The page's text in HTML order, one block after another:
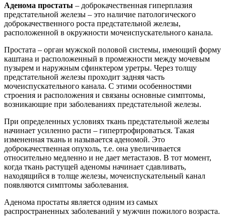
Аденома простаты – доброкачественная гиперплазия
предстательной железы – это наличие патологического
доброкачественного роста предстательной железы,
расположенной в окружности мочеиспускательного канала.
Простата – орган мужской половой системы, имеющий форму
каштана и расположенный в промежности между мочевым
пузырем и наружным сфинктером уретры. Через толщу
предстательной железы проходит задняя часть
мочеиспускательного канала. С этими особенностями
строения и расположения и связаны основные симптомы,
возникающие при заболеваниях предстательной железы.
При определенных условиях ткань предстательной железы
начинает усиленно расти – гипертрофироваться. Такая
измененная ткань и называется аденомой. Это
доброкачественная опухоль, т.е. она увеличивается
относительно медленно и не дает метастазов. В тот момент,
когда ткань растущей аденомы начинает сдавливать,
находящийся в толще железы, мочеиспускательный канал
появляются симптомы заболевания.
Аденома простаты является одним из самых
распространенных заболеваний у мужчин пожилого возраста.